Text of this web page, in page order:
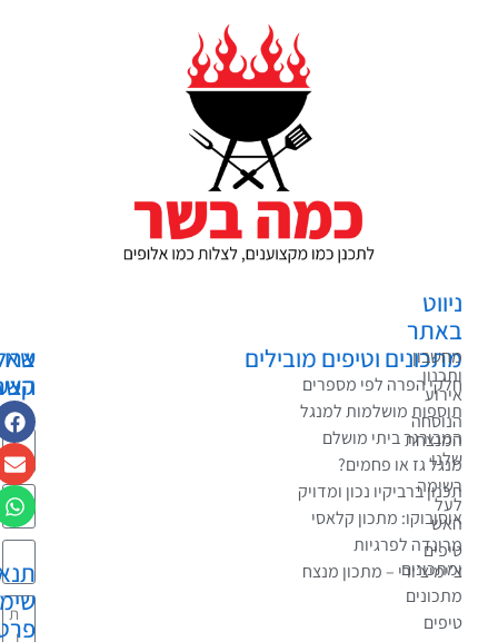
שאלות?
הצעות?
בקשות?
שימוש
פרטיות
וטיפים מובילים
הפרה לפי מספרים
מושלמות למנגל
ביתי מושלם
גז או פחמים?
ברביקיו נכון ומדויק
מתכון קלאסי
לפרגיות
– מתכון מנצח